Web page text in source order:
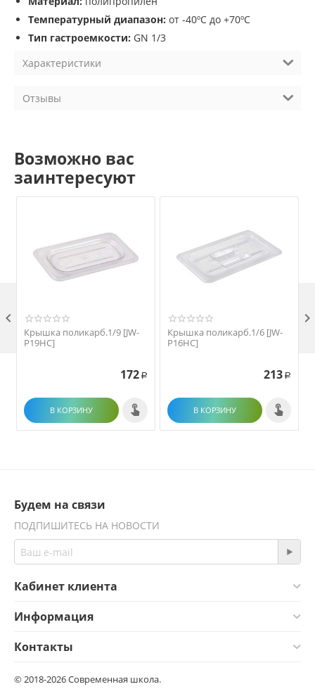
Температурный диапазон: от -40ºС до +70ºС
Тип гастроемкости: GN 1/3
Характеристики
Отзывы
Возможно вас
заинтересуют
Крышка поликарб.1/9 [JW-
P19HC]
172 Р
В КОРЗИНУ
Крышка поликарб.1/6 [JW-
P16HC]
213 Р
В КОРЗИНУ
 
Будем на связи
ПОДПИШИТЕСЬ НА НОВОСТИ
Кабинет клиента
Информация
Контакты
© 2018-2026 Современная школа.